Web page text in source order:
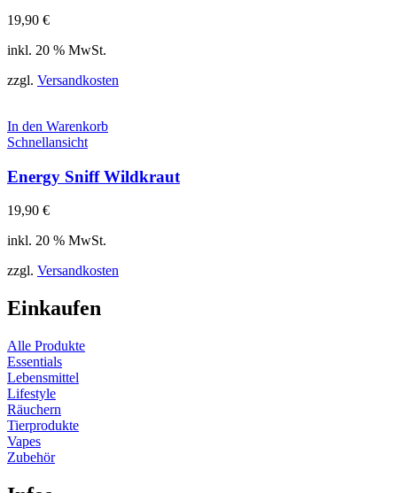
19,90 €
inkl. 20 % MwSt.
zzgl. Versandkosten
In den Warenkorb
Schnellansicht
Energy Sniff Wildkraut
19,90 €
inkl. 20 % MwSt.
zzgl. Versandkosten
Einkaufen
Alle Produkte
Essentials
Lebensmittel
Lifestyle
Räuchern
Tierprodukte
Vapes
Zubehör